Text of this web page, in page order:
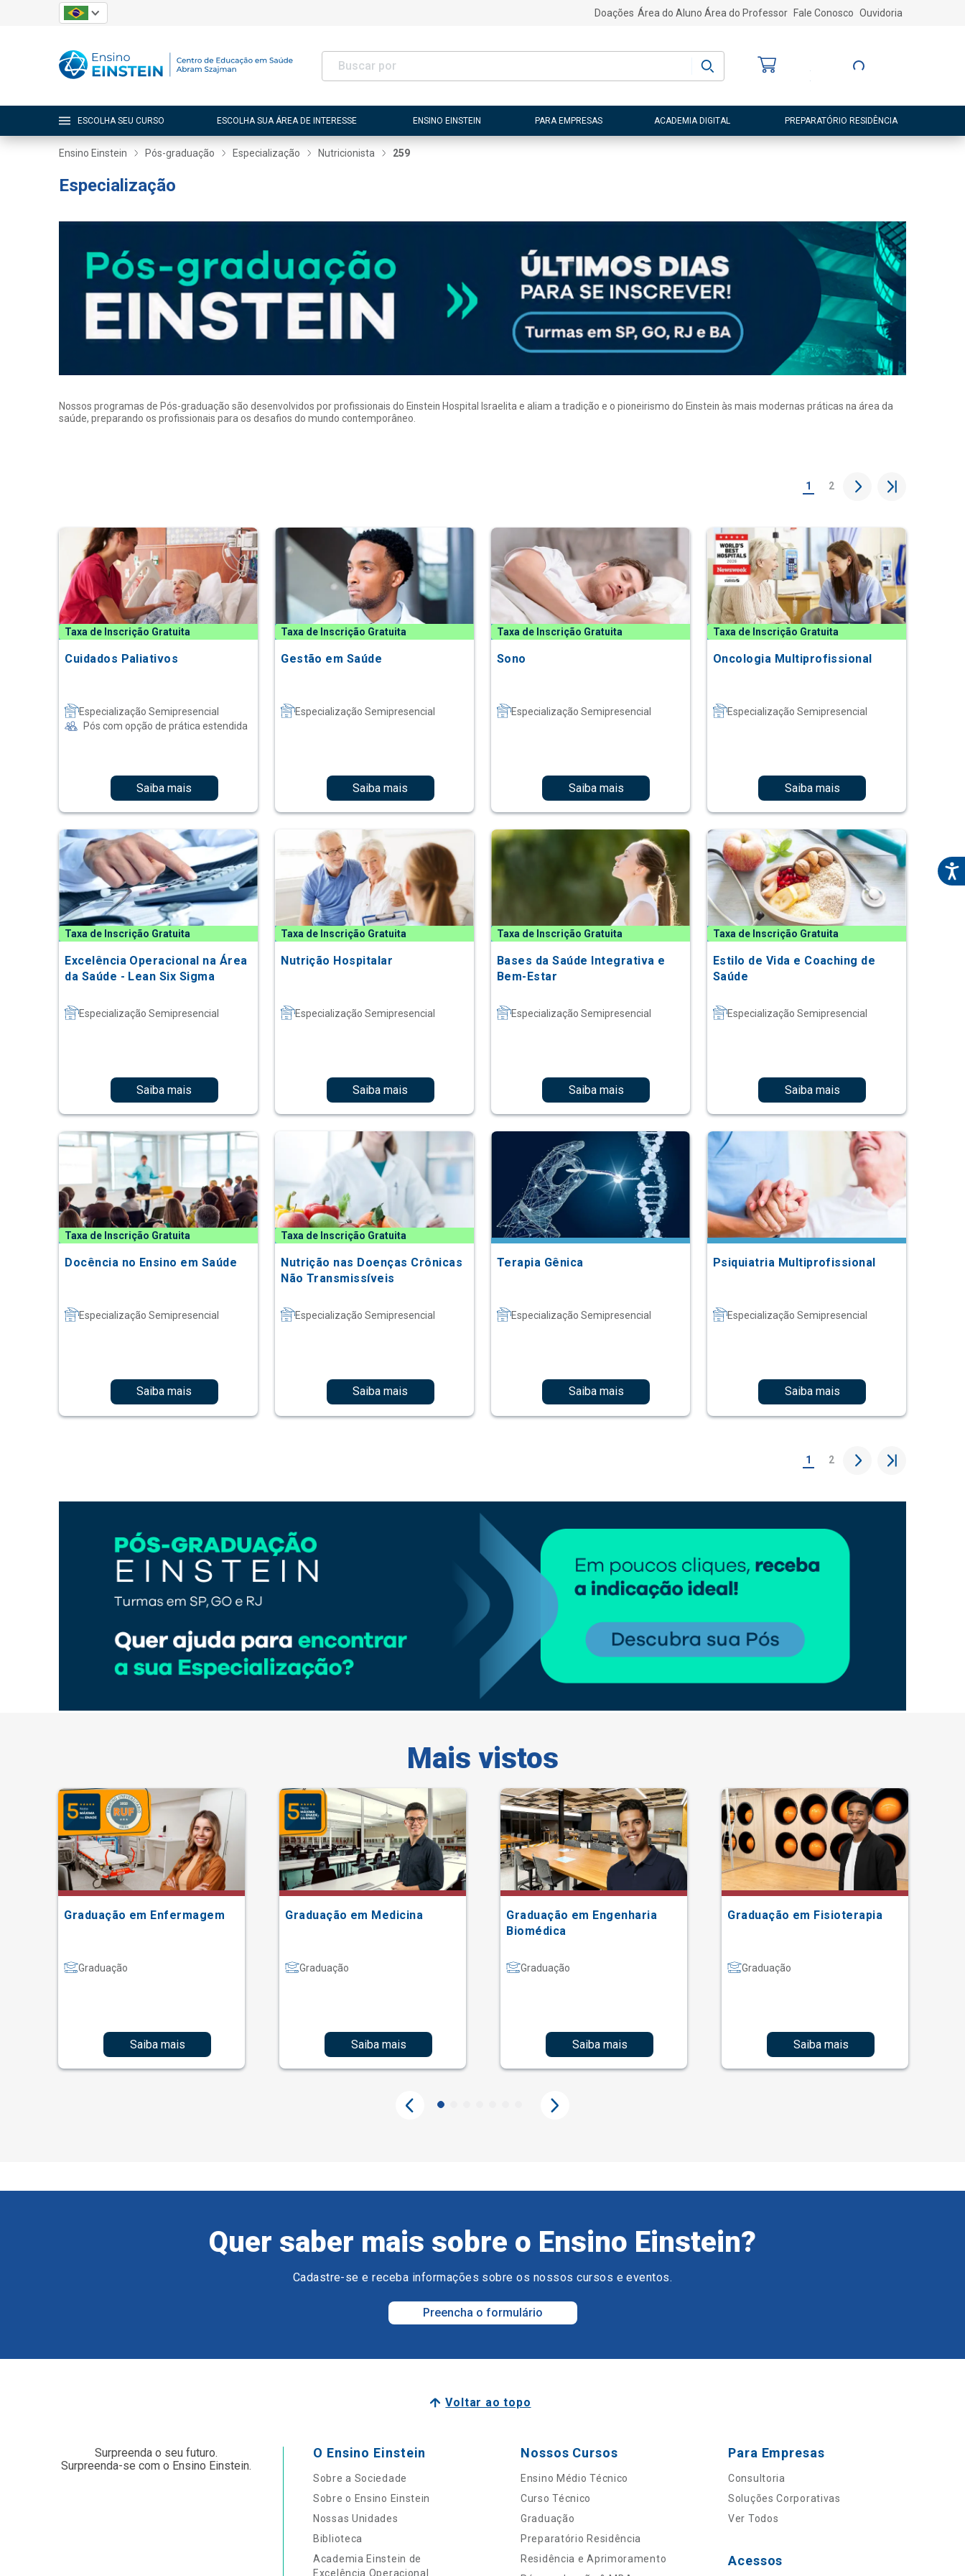
Doações Área do Aluno Área do Professor Fale Conosco Ouvidoria
Entre ou Cadastre-
ESCOLHA SEU CURSO ESCOLHA SUA ÁREA DE INTERESSE ENSINO EINSTEIN PARA EMPRESAS ACADEMIA DIGITAL PREPARATÓRIO RESIDÊNCIA
Ensino Einstein Pós-graduação Especialização Nutricionista 259
Especialização
Nossos programas de Pós-graduação são desenvolvidos por profissionais do Einstein Hospital Israelita e aliam a tradição e o pioneirismo do Einstein às mais modernas práticas na área da
saúde, preparando os profissionais para os desafios do mundo contemporâneo.
1 2
Taxa de Inscrição Gratuita
Cuidados Paliativos
Especialização Semipresencial
Pós com opção de prática estendida
Saiba mais
Taxa de Inscrição Gratuita
Gestão em Saúde
Especialização Semipresencial
Saiba mais
Taxa de Inscrição Gratuita
Sono
Especialização Semipresencial
Saiba mais
Taxa de Inscrição Gratuita
Oncologia Multiprofissional
Especialização Semipresencial
Saiba mais
Taxa de Inscrição Gratuita
Excelência Operacional na Área
da Saúde - Lean Six Sigma
Especialização Semipresencial
Saiba mais
Taxa de Inscrição Gratuita
Nutrição Hospitalar
Especialização Semipresencial
Saiba mais
Taxa de Inscrição Gratuita
Bases da Saúde Integrativa e
Bem-Estar
Especialização Semipresencial
Saiba mais
Taxa de Inscrição Gratuita
Estilo de Vida e Coaching de
Saúde
Especialização Semipresencial
Saiba mais
Taxa de Inscrição Gratuita
Docência no Ensino em Saúde
Especialização Semipresencial
Saiba mais
Taxa de Inscrição Gratuita
Nutrição nas Doenças Crônicas
Não Transmissíveis
Especialização Semipresencial
Saiba mais
Terapia Gênica
Especialização Semipresencial
Saiba mais
Psiquiatria Multiprofissional
Especialização Semipresencial
Saiba mais
1 2
Mais vistos
Graduação em Enfermagem
Graduação
Saiba mais
Graduação em Medicina
Graduação
Saiba mais
Graduação em Engenharia
Biomédica
Graduação
Saiba mais
Graduação em Fisioterapia
Graduação
Saiba mais
Quer saber mais sobre o Ensino Einstein?
Cadastre-se e receba informações sobre os nossos cursos e eventos.
Preencha o formulário
Voltar ao topo
Surpreenda o seu futuro.
Surpreenda-se com o Ensino Einstein.
O Ensino Einstein
Sobre a Sociedade
Sobre o Ensino Einstein
Nossas Unidades
Biblioteca
Academia Einstein de
Excelência Operacional
Nossos Cursos
Ensino Médio Técnico
Curso Técnico
Graduação
Preparatório Residência
Residência e Aprimoramento
Para Empresas
Consultoria
Soluções Corporativas
Ver Todos
Acessos